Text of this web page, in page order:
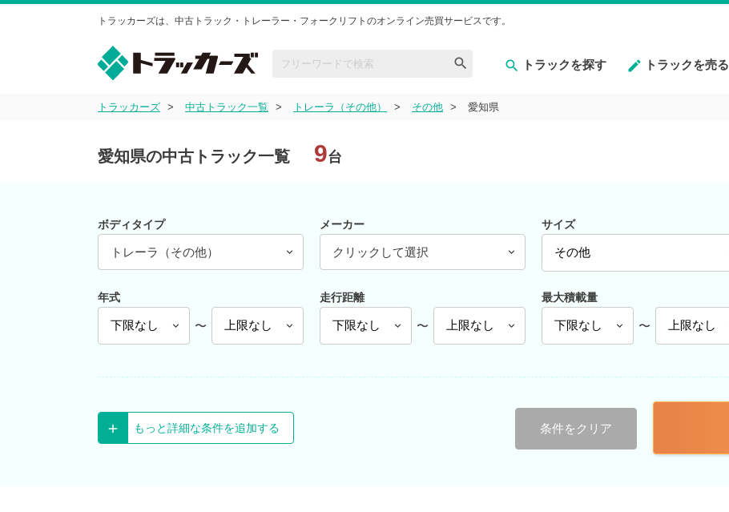
トラッカーズは、中古トラック・トレーラー・フォークリフトのオンライン売買サービスです。
トラックを探す トラックを売る
トラッカーズ 中古トラック一覧 トレーラ（その他） その他 愛知県
愛知県の中古トラック一覧 9台
ボディタイプ
トレーラ（その他）
メーカー
クリックして選択
サイズ
年式
〜
走行距離
〜
最大積載量
〜
もっと詳細な条件を追加する 条件をクリア